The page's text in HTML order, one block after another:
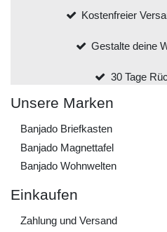
Kostenfreier
Gestalte deine
30 Tage
Unsere Marken
Banjado Briefkasten
Banjado Magnettafel
Banjado Wohnwelten
Einkaufen
Zahlung und Versand